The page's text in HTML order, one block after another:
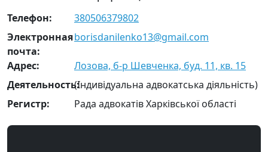
Телефон:
380506379802
Электронная
почта:
borisdanilenko13@gmail.com
Адрес:
Лозова, б-р Шевченка, буд. 11, кв. 15
Деятельность:(Індивідуальна адвокатська діяльність)
Регистр:
Рада адвокатів Харківської області